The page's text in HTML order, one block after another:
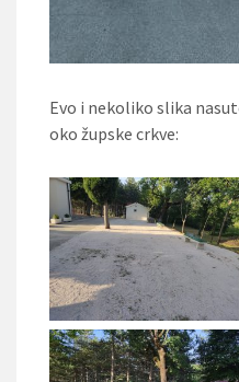
Evo i nekoliko slika
oko župske crkve: